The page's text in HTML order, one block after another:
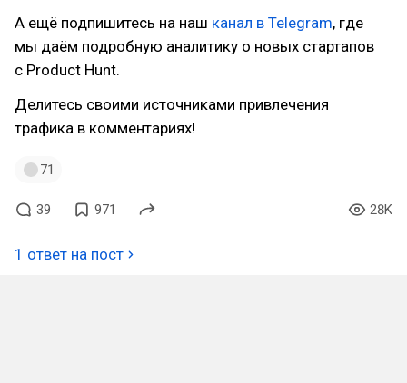
А ещё подпишитесь на наш канал в Telegram, где
мы даём подробную аналитику о новых стартапов
с Product Hunt.
Делитесь своими источниками привлечения
трафика в комментариях!
71
39 971 28K
1 ответ на пост